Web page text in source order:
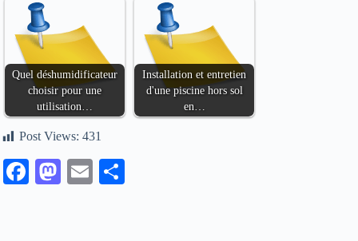
Quel déshumidificateur
choisir pour une
utilisation…
Installation et entretien
d'une piscine hors sol
en…
Post Views: 431
Fa M
E